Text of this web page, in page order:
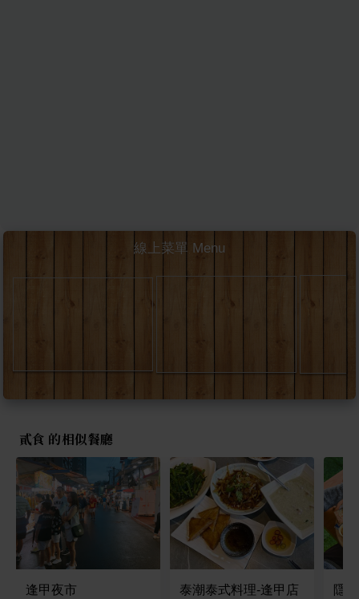
線上菜單 Menu
貳食 的相似餐廳
逢甲夜市 泰潮泰式料理-逢甲店 隱